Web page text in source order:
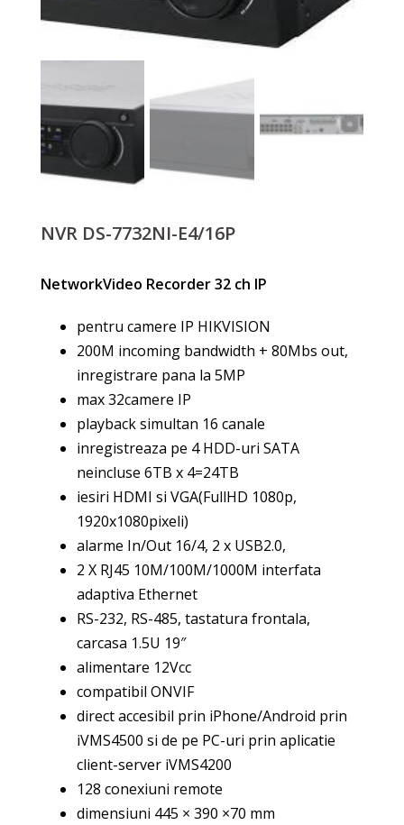
NVR DS-7732NI-E4/16P
NetworkVideo Recorder 32 ch IP
pentru camere IP HIKVISION
200M incoming bandwidth + 80Mbs out,
inregistrare pana la 5MP
max 32camere IP
playback simultan 16 canale
inregistreaza pe 4 HDD-uri SATA
neincluse 6TB x 4=24TB
iesiri HDMI si VGA(FullHD 1080p,
1920x1080pixeli)
alarme In/Out 16/4, 2 x USB2.0,
2 X RJ45 10M/100M/1000M interfata
adaptiva Ethernet
RS-232, RS-485, tastatura frontala,
carcasa 1.5U 19″
alimentare 12Vcc
compatibil ONVIF
direct accesibil prin iPhone/Android prin
iVMS4500 si de pe PC-uri prin aplicatie
client-server iVMS4200
128 conexiuni remote
dimensiuni 445 × 390 ×70 mm